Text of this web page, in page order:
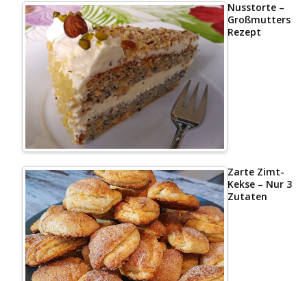
Nusstorte –
Großmutters
Rezept
Zarte Zimt-
Kekse – Nur 3
Zutaten